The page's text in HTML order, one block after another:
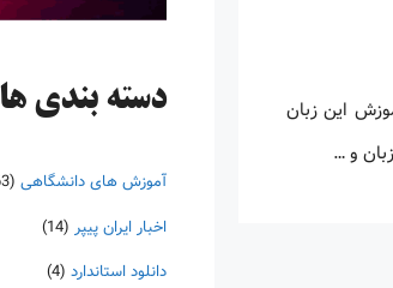
این زبان
و …
دسته‌ بندی ها
آموزش های دانشگاهی (163)
اخبار ایران پیپر (14)
دانلود استاندارد (4)